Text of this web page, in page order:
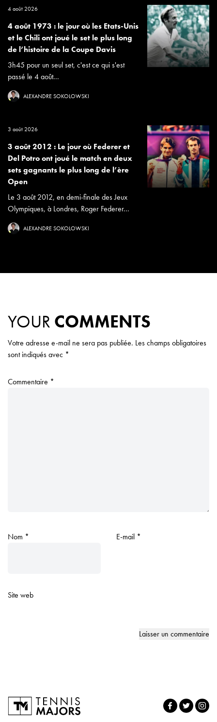
4 août 2026
4 août 1973 : le jour où les Etats-Unis
et le Chili ont joué le set le plus long
de l’histoire de la Coupe Davis
3h45 pour un seul set, c'est ce qui s'est
passé le 4 août...
ALEXANDRE SOKOLOWSKI
3 août 2026
3 août 2012 : Le jour où Federer et
Del Potro ont joué le match en deux
sets gagnants le plus long de l’ère
Open
Le 3 août 2012, en demi-finale des Jeux
Olympiques, à Londres, Roger Federer...
ALEXANDRE SOKOLOWSKI
YOUR COMMENTS
Votre adresse e-mail ne sera pas publiée. Les champs obligatoires
sont indiqués avec *
Commentaire *
Nom * E-mail *
Site web